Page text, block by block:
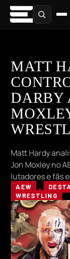
MATT
DARBY
Matt Hardy
Jon Moxley no
lutadores e fãs
AEW ,
WRESTLING